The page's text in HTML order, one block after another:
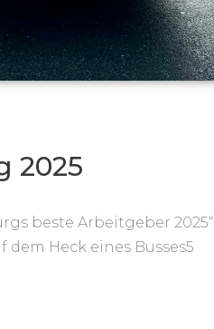
2025
beste Arbeitgeber 2025“
dem Heck eines Busses5